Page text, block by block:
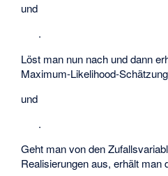
und
.
Löst man nun nach unddann
Maximum-Likelihood-
und
.
Geht man von den
Realisierungenaus, erhält man